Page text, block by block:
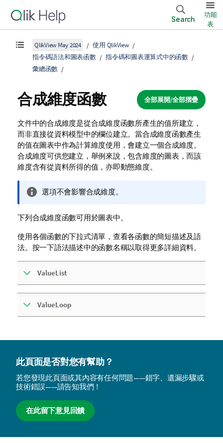
Search
功能
表
QlikView May 2024
使用 QlikView
指令碼語法和圖表函數
指令碼和圖表運算式中的函數
彙總函數
全部展開/全部摺疊
合成維度函數
文件中的合成維度是從合成維度函數所產生的值所建立，
而非直接從資料模型中的欄位建立。當合成維度函數產生
的值在圖表中作為計算維度使用，會建立一個合成維度。
合成維度可供您建立，舉例來說，包含維度的圖表，而該
維度含有從資料所得的值，亦即動態維度。
資
備
註
選項不會影響合成維度。
下列合成維度函數可用於圖表中。
使用各個函數的下拉式清單，查看各函數的簡短描述及語
法。按一下語法描述中的函數名稱以取得更多詳細資料。
ValueList
ValueLoop
此頁面是否對您有幫助？
若您發現此頁面或其內容有任何問題——錯字、遺漏步驟或
技術錯誤——請告知我們！
在此留下意見回饋